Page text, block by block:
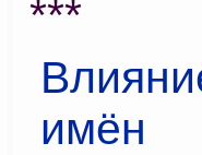
***
имён